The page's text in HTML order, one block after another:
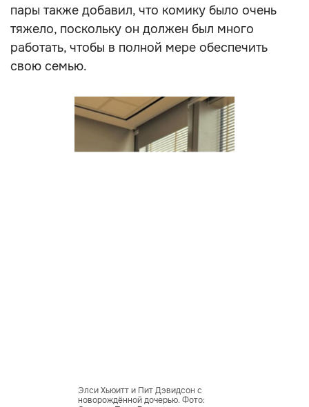
пары также добавил, что комику было очень
тяжело, поскольку он должен был много
работать, чтобы в полной мере обеспечить
свою семью.
Элси Хьюитт и Пит Дэвидсон с
новорождённой дочерью. Фото: